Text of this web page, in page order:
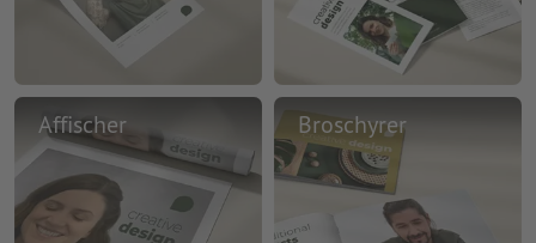
Affischer Broschyrer